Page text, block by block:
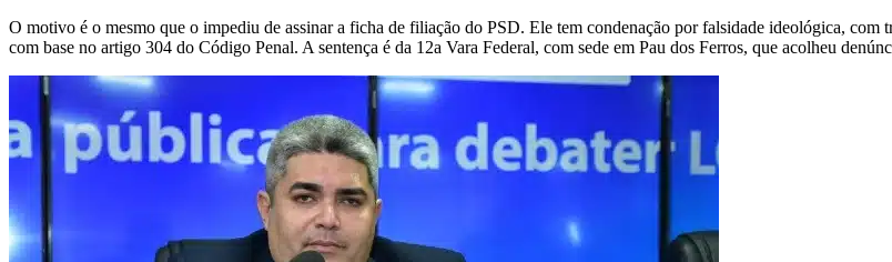
O motivo é o mesmo que o impediu de assinar a ficha de filiação do PSD. Ele tem condenação por falsidade ideológica, com
com base no artigo 304 do Código Penal. A sentença é da 12a Vara Federal, com sede em Pau dos Ferros, que acolheu